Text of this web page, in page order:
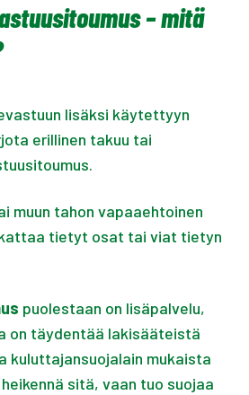
– mitä
lisäksi käytettyyn
erillinen takuu tai
muun tahon vapaaehtoinen
tietyt osat tai viat tietyn
puolestaan on lisäpalvelu,
on täydentää lakisääteistä
kuluttajansuojalain mukaista
sitä, vaan tuo suojaa